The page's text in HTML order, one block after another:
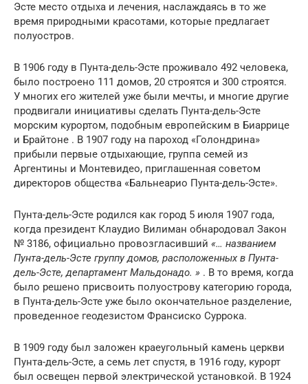
Эсте место отдыха и лечения, наслаждаясь в то же
время природными красотами, которые предлагает
полуостров.
В 1906 году в Пунта-дель-Эсте проживало 492 человека,
было построено 111 домов, 20 строятся и 300 строятся.
У многих его жителей уже были мечты, и многие другие
продвигали инициативы сделать Пунта-дель-Эсте
морским курортом, подобным европейским в Биаррице
и Брайтоне . В 1907 году на пароход «Голондрина»
прибыли первые отдыхающие, группа семей из
Аргентины и Монтевидео, приглашенная советом
директоров общества «Бальнеарио Пунта-дель-Эсте».
Пунта-дель-Эсте родился как город 5 июля 1907 года,
когда президент Клаудио Вилиман обнародовал Закон
№ 3186, официально провозгласивший «… названием
Пунта-дель-Эсте группу домов, расположенных в Пунта-
дель-Эсте, департамент Мальдонадо. » . В то время, когда
было решено присвоить полуострову категорию города,
в Пунта-дель-Эсте уже было окончательное разделение,
проведенное геодезистом Франсиско Суррока.
В 1909 году был заложен краеугольный камень церкви
Пунта-дель-Эсте, а семь лет спустя, в 1916 году, курорт
был освещен первой электрической установкой. В 1924